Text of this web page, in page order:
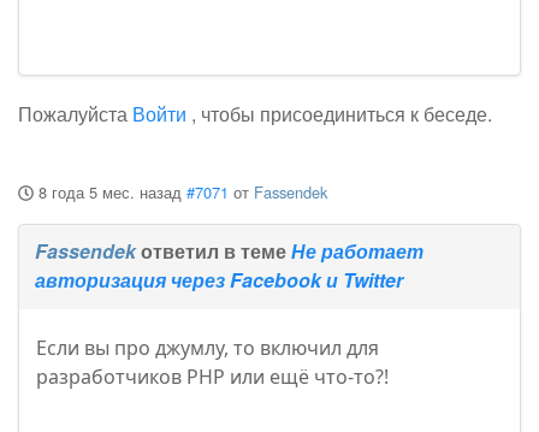
Пожалуйста Войти , чтобы присоединиться к беседе.
8 года 5 мес. назад #7071 от Fassendek
Fassendekответил в темеНе работает
авторизация через Facebook и Twitter
Если вы про джумлу, то включил для
разработчиков PHP или ещё что-то?!